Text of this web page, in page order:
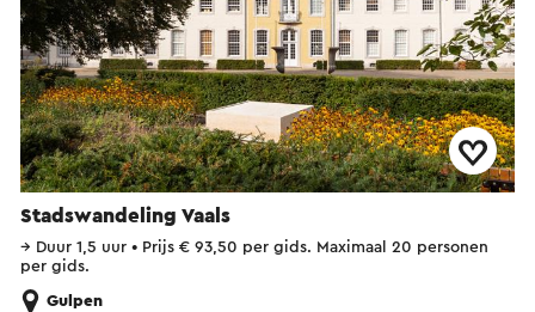
Stadswandeling Vaals
→ Duur 1,5 uur • Prijs € 93,50 per gids. Maximaal 20 personen
per gids.
Gulpen